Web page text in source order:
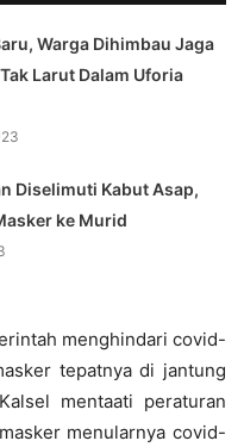
Warga Dihimbau Jaga
Larut Dalam Uforia
Diselimuti Kabut Asap,
ke Murid
menghindari covid-
tepatnya di jantung
mentaati peraturan
menularnya covid-